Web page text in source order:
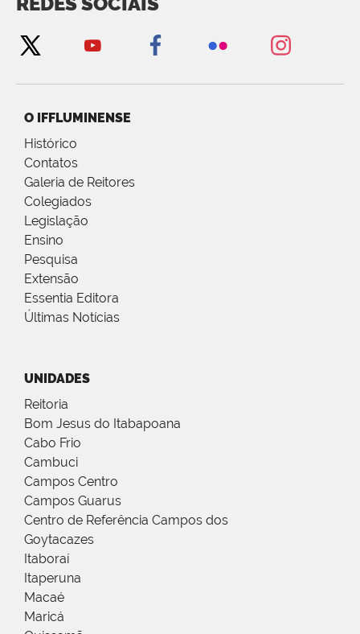
O IFFLUMINENSE
Histórico
Contatos
Galeria de Reitores
Colegiados
Legislação
Ensino
Pesquisa
Extensão
Essentia Editora
Últimas Notícias
UNIDADES
Reitoria
Bom Jesus do Itabapoana
Cabo Frio
Cambuci
Campos Centro
Campos Guarus
Centro de Referência Campos dos
Goytacazes
Itaboraí
Itaperuna
Macaé
Maricá